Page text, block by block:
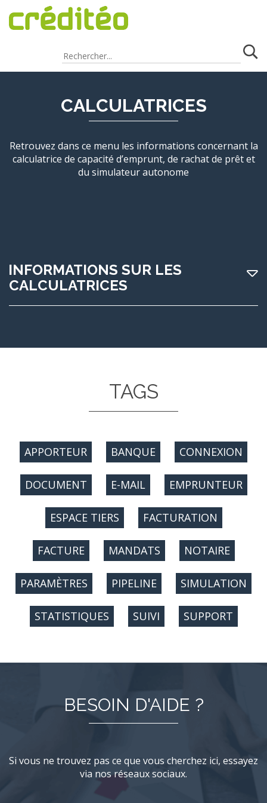
CALCULATRICES
Retrouvez dans ce menu les informations concernant la
calculatrice de capacité d’emprunt, de rachat de prêt et
du simulateur autonome
INFORMATIONS SUR LES
CALCULATRICES
TAGS
APPORTEUR BANQUE CONNEXION
DOCUMENT E-MAIL EMPRUNTEUR
ESPACE TIERS FACTURATION
FACTURE MANDATS NOTAIRE
PARAMÈTRES PIPELINE SIMULATION
STATISTIQUES SUIVI SUPPORT
BESOIN D'AIDE ?
Si vous ne trouvez pas ce que vous cherchez ici, essayez
via nos réseaux sociaux.